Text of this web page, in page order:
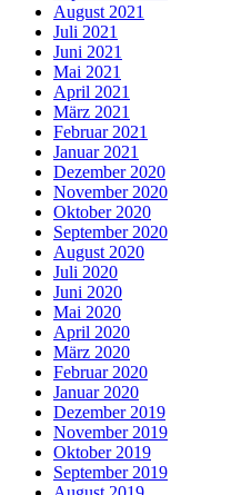
August 2021
Juli 2021
Juni 2021
Mai 2021
April 2021
März 2021
Februar 2021
Januar 2021
Dezember 2020
November 2020
Oktober 2020
September 2020
August 2020
Juli 2020
Juni 2020
Mai 2020
April 2020
März 2020
Februar 2020
Januar 2020
Dezember 2019
November 2019
Oktober 2019
September 2019